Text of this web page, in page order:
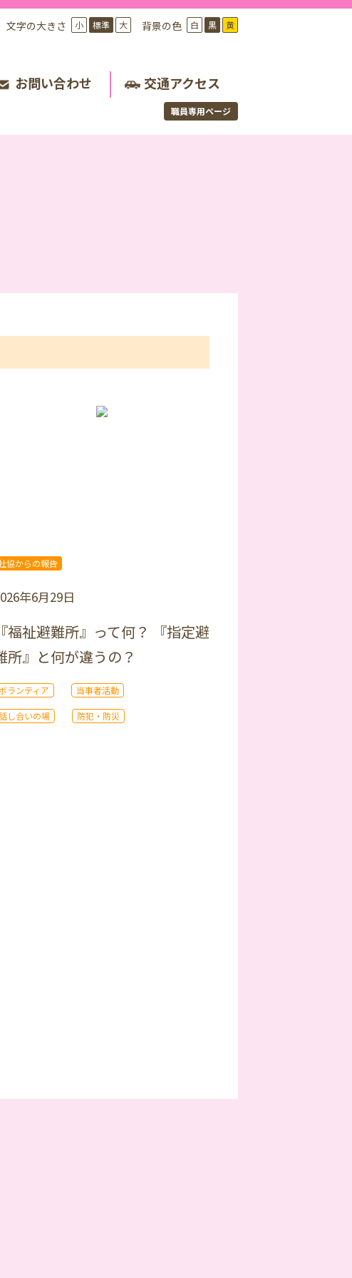
文字の大きさ 小 標準 大 背景の色 白 黒 黄
お問い合わせ 交通アクセス
職員専用ページ
協からの報告
年6月29日
『福祉避難所』って何？ 『指定避
所』と何が違うの？
ランティア 当事者活動
し合いの場 防犯・防災